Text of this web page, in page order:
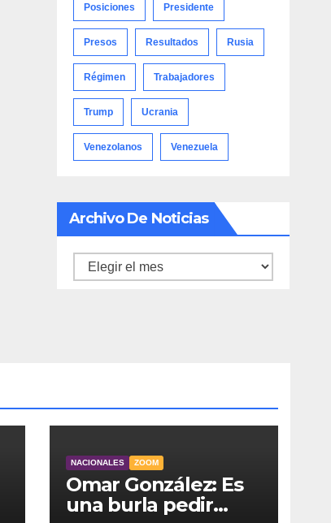
Posiciones Presidente
Presos Resultados Rusia
Régimen Trabajadores
Trump Ucrania
Venezolanos Venezuela
Archivo De Noticias
Archivo
NACIONALES ZOOM
Omar González: Es
una burla pedir